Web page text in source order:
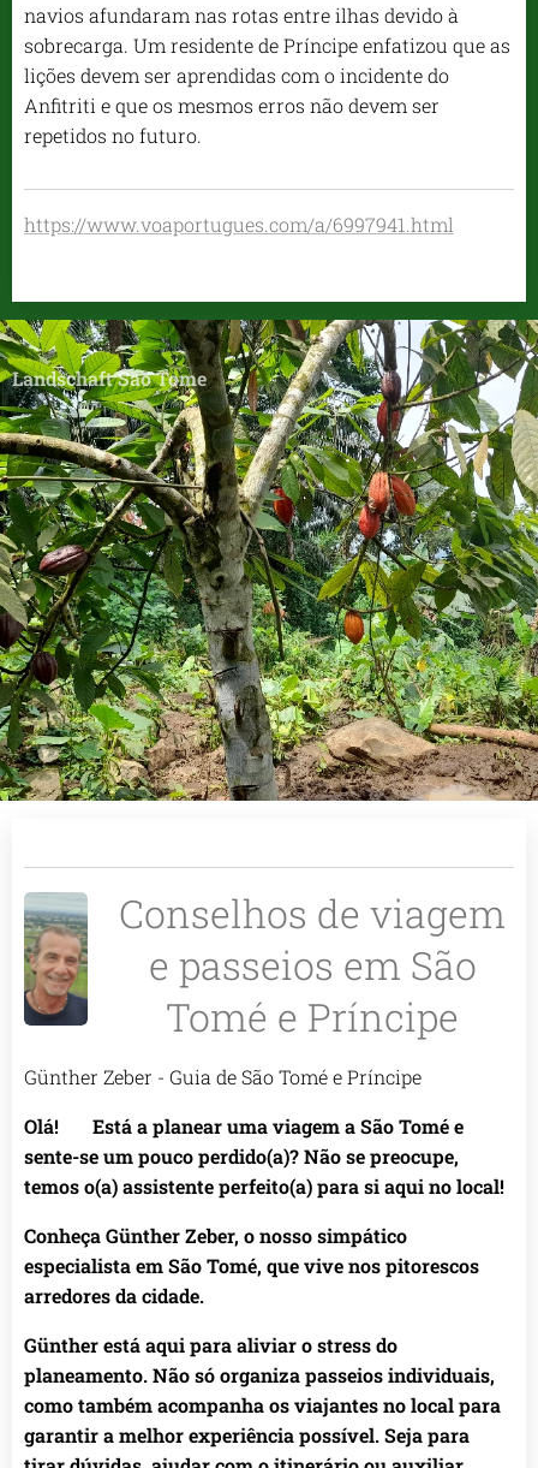
navios afundaram nas rotas entre ilhas devido à
sobrecarga. Um residente de Príncipe enfatizou que as
lições devem ser aprendidas com o incidente do
Anfitriti e que os mesmos erros não devem ser
repetidos no futuro.
https://www.voaportugues.com/a/6997941.html
Landschaft Sao Tome
Conselhos de viagem
e passeios em São
Tomé e Príncipe
Günther Zeber - Guia de São Tomé e Príncipe
Olá! 🌴 Está a planear uma viagem a São Tomé e
sente-se um pouco perdido(a)? Não se preocupe,
temos o(a) assistente perfeito(a) para si aqui no local!
Conheça Günther Zeber, o nosso simpático
especialista em São Tomé, que vive nos pitorescos
arredores da cidade. 🌟
Günther está aqui para aliviar o stress do
planeamento. Não só organiza passeios individuais,
como também acompanha os viajantes no local para
garantir a melhor experiência possível. Seja para